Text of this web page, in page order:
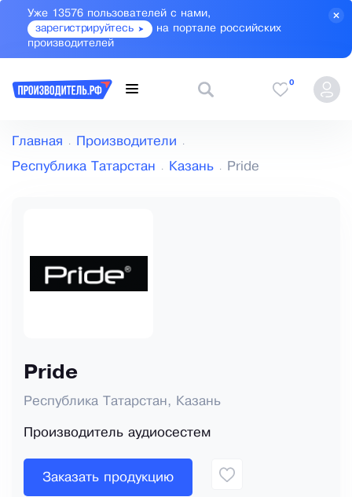
Уже 13576 пользователей с нами,
зарегистрируйтесь
на портале российских
производителей
0
Главная Производители
Республика Татарстан Казань Pride
Pride
Республика Татарстан, Казань
Производитель аудиосестем
Заказать продукцию